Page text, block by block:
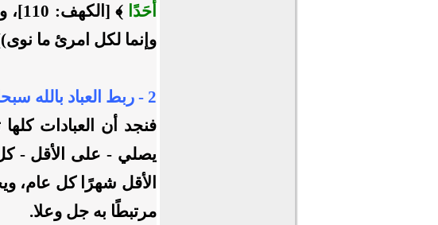
أَحَدًا
﴾
وإنما لكل امرئ ما
2 - ربط العباد بالله سبحانه:
فنجد أن العبادات كلها
يصلي - على الأقل -
الأقل شهرًا كل عام،
مرتبطًا به جل وعلا.